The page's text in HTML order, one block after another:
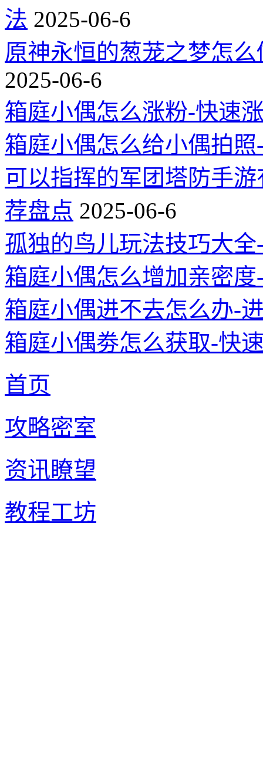
法 2025-06-6
原神永恒的葱茏之梦怎
2025-06-6
箱庭小偶怎么涨粉-快速
箱庭小偶怎么给小偶拍
可以指挥的军团塔防手
荐盘点 2025-06-6
孤独的鸟儿玩法技巧大
箱庭小偶怎么增加亲密
箱庭小偶进不去怎么办-
箱庭小偶劵怎么获取-快
首页
攻略密室
资讯瞭望
教程工坊